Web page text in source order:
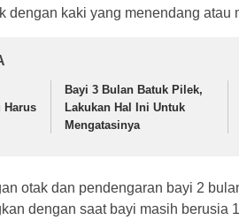
dengan kaki yang menendang atau
Harus
Bayi 3 Bulan Batuk Pilek,
Lakukan Hal Ini Untuk
Mengatasinya
otak dan pendengaran bayi 2
dengan saat bayi masih berusia